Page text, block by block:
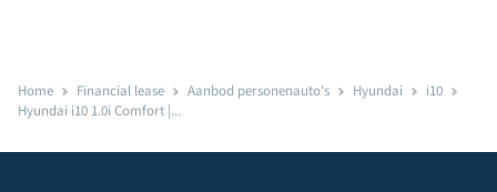
Home Financial lease Aanbod personenauto's Hyundai
i10
Hyundai i10 1.0i Comfort |...